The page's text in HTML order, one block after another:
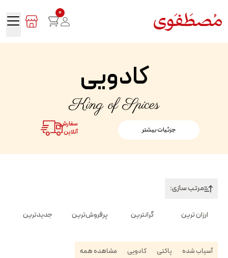
0
کادویی
King of Spices
سفارش
آنلاین
جزئیات بیشتر
مرتب سازی:
ارزان ترین گرانترین پرفروش‌ترین جدیدترین
آسیاب شده پاکتی کادویی مشاهده همه